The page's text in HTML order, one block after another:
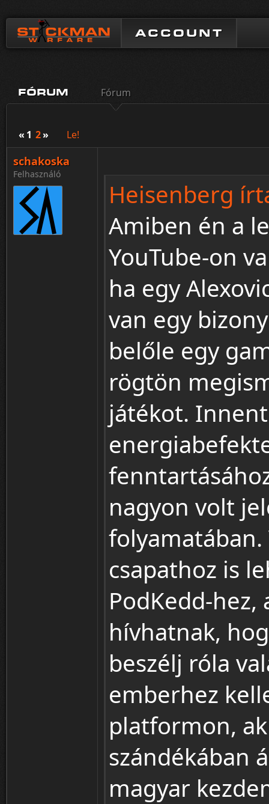
ACCOUNT
FÓRUM Fórum
« 1 2» Le!
schakoska
Felhasználó
Heisenberg
Amiben én a
YouTube-on
ha egy
van egy
belőle egy
rögtön
játékot.
nagyon volt
folyamatában.
csapathoz is
PodKedd-hez,
hívhatnak,
beszélj róla
emberhez
platformon,
szándékában
magyar